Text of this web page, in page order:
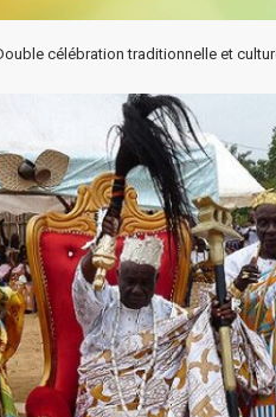
célébration traditionnelle et